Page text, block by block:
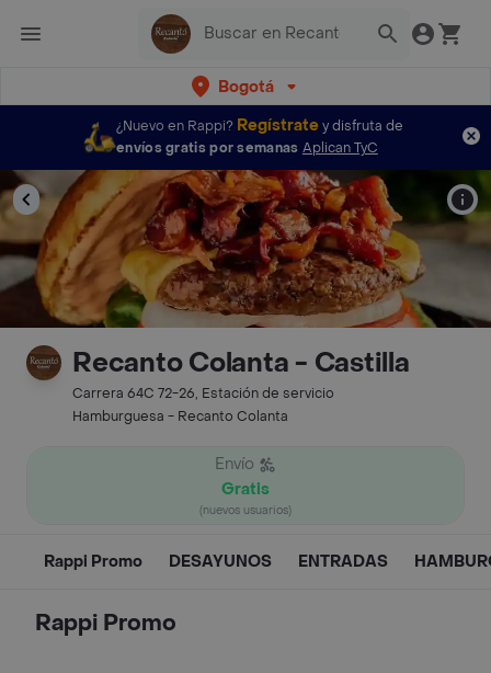
Bogotá
¿Nuevo en Rappi? Regístratey disfruta de
envíos gratis por semanas Aplican TyC
Recanto Colanta - Castilla
Carrera 64C 72-26, Estación de servicio
Hamburguesa - Recanto Colanta
Envío
Gratis
(nuevos usuarios)
Rappi Promo DESAYUNOS ENTRADAS
Rappi Promo